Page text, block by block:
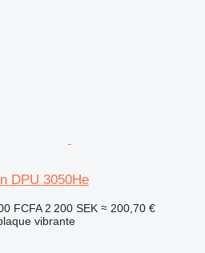
DPU 3050He
FCFA 2 200 SEK ≈ 200,70 €
vibrante